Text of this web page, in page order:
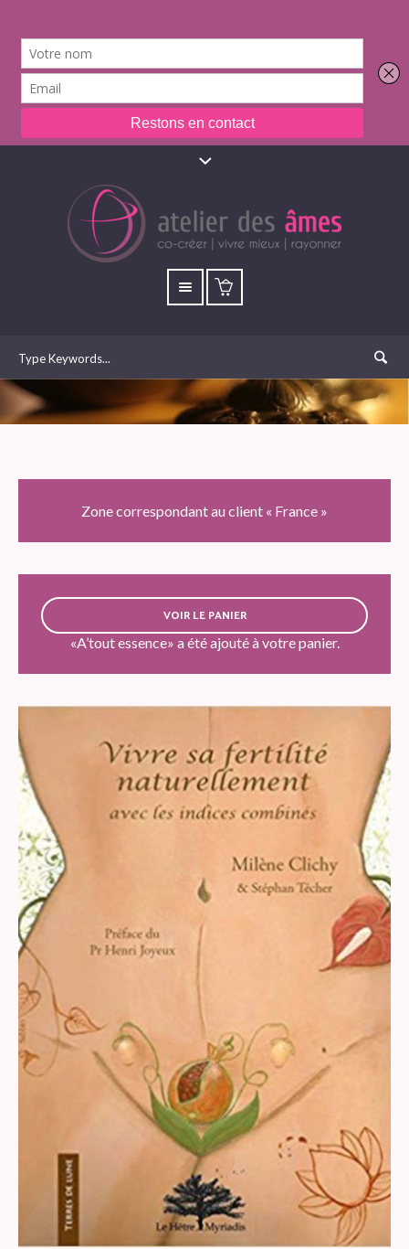
Zone correspondant au client « France »
VOIR LE PANIER
«A’tout essence» a été ajouté à votre panier.